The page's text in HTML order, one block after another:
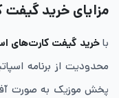
مزایای خرید گیفت
باخرید گیفت کارت‌های
محدودیت از برنامه
پخش موزیک به صورت